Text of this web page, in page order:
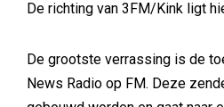
De richting van 3FM/Kink ligt
De grootste verrassing is de
News Radio op FM. Deze